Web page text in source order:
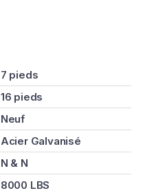
7 pieds
16 pieds
Neuf
Acier Galvanisé
N & N
8000 LBS